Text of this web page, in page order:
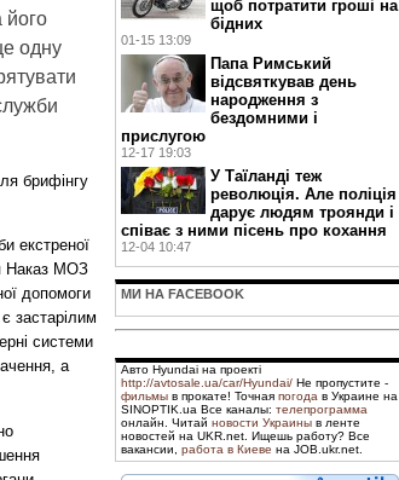
його
одну
брифінгу
екстреної
Наказ МОЗ
допомоги
застарілим
системи
а
щоб потратити гроші на
бідних
01-15 13:09
Папа Римський
відсвяткував день
народження з
бездомними і
прислугою
12-17 19:03
У Таїланді теж
революція. Але поліція
дарує людям троянди і
співає з ними пісень про кохання
12-04 10:47
МИ НА FACEBOOK
Авто Hyundai на проекті
http://avtosale.ua/car/Hyundai/ Не пропустите -
фильмы в прокате! Точная погода в Украине на
SINOPTIK.ua Все каналы: телепрограмма
онлайн. Читай новости Украины в ленте
новостей на UKR.net. Ищешь работу? Все
вакансии, работа в Киеве на JOB.ukr.net.